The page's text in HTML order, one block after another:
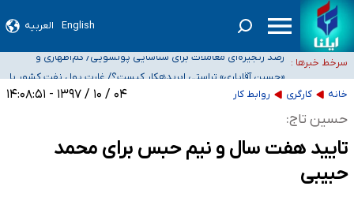
English العربیه
سرخط خبرها :
شیب آسیب‌های اجتماعی در کشور افزایشی است
بیش‌اظهاری زیر ذره‌بین مالیاتی«حسین آقایاری» تراستی ابربدهکار کیست؟/ غارت پول نفت کشور با
پاسپورت ایرانی- افغانستانی
آسیب‌های جنگ، صدور گواهینامه موتورسواری زنان را به تأخیر انداخت
پیمانکاری/ مصوبه دولت انتظار مجلس و نیروهای شرکتی را تأمین نکرد
خانه کارگری روابط کار ۰۴ / ۱۰ / ۱۳۹۷ - ۱۴:۰۸:۵۱
حسین تاج:
تایید هفت سال و نیم حبس برای محمد
حبیبی